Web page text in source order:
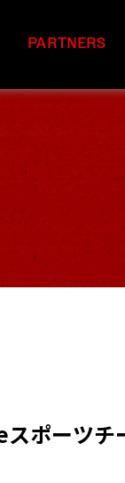
PARTNERS
スポーツチ